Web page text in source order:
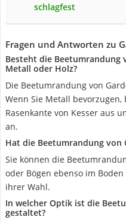
schlagfest
Fragen und Antworten zu
Besteht die Beetumrandung
Metall oder Holz?
Die Beetumrandung von
Wenn Sie Metall
Rasenkante von Kesser aus
an.
Hat die Beetumrandung von
Sie können die
oder Bögen ebenso im
ihrer Wahl.
In welcher Optik ist die
gestaltet?